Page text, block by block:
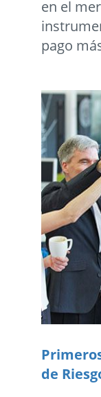
en el
pago
de